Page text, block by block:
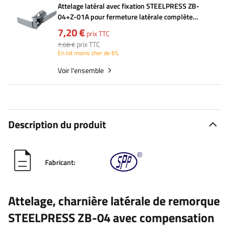
Attelage latéral avec fixation STEELPRESS ZB-
04+Z-01A pour fermeture latérale complète
remorque
7,20 €prix TTC
7,68 € prix TTC
En lot moins cher de 6%
Voir l'ensemble
Description du produit
Fabricant:
Attelage, charnière latérale de remorque
STEELPRESS ZB-04 avec compensation